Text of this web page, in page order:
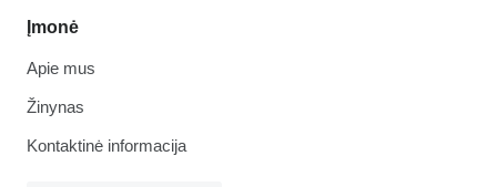
Įmonė
Apie mus
Žinynas
Kontaktinė informacija